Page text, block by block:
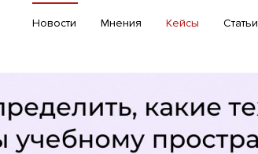
Новости Мнения Кейсы Статьи